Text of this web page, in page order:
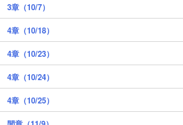
3章（10/7）
4章（10/18）
4章（10/23）
4章（10/24）
4章（10/25）